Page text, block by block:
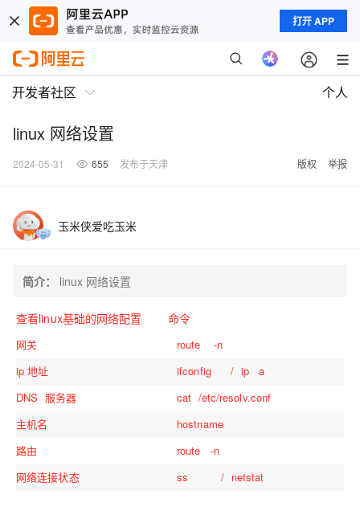
打开 APP
开发者社区 个人
linux 网络设置
2024-05-31 655 发布于天津 版权 举报
玉米侠爱吃玉米
简介： linux 网络设置
查看linux基础的网络配置 命令
网关
route -n
ip 地址
ifconfig / ip a
DNS 服务器
cat /etc/resolv.conf
主机名
hostname
路由
route -n
网络连接状态
ss / netstat